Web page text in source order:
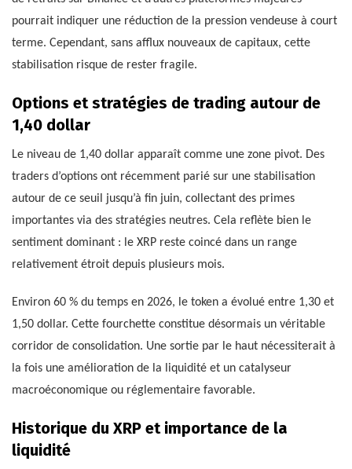
pourrait indiquer une réduction de la pression vendeuse à court
terme. Cependant, sans afflux nouveaux de capitaux, cette
stabilisation risque de rester fragile.
Options et stratégies de trading autour de
1,40 dollar
Le niveau de 1,40 dollar apparaît comme une zone pivot. Des
traders d’options ont récemment parié sur une stabilisation
autour de ce seuil jusqu’à fin juin, collectant des primes
importantes via des stratégies neutres. Cela reflète bien le
sentiment dominant : le XRP reste coincé dans un range
relativement étroit depuis plusieurs mois.
Environ 60 % du temps en 2026, le token a évolué entre 1,30 et
1,50 dollar. Cette fourchette constitue désormais un véritable
corridor de consolidation. Une sortie par le haut nécessiterait à
la fois une amélioration de la liquidité et un catalyseur
macroéconomique ou réglementaire favorable.
Historique du XRP et importance de la
liquidité